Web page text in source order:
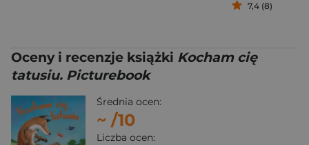
7,4 (8)
Oceny i recenzje książki Kocham cię
tatusiu. Picturebook
Średnia ocen:
~ /10
Liczba ocen: